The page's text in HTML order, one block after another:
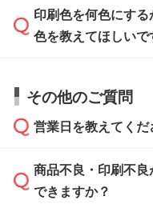
方」をご確認くだ
ムへ添付いただく
でお送りください
い合わせください。
なお、印刷用デー
データ作成でお困
サポートいたしま
から添付してお送
・解像度の低いデ
しい
解像度の低い画像
などを、印刷に適
印刷色を何色にす
色を教えてほしいで
お見積・ご注文・
相談いただきます
ご希望や商品の本
本体色がブラック
白色か淡い色の印
その他のご質問
営業日を教えてくだ
営業日は平日の
休みとなります。
商品不良・印刷不
できますか？